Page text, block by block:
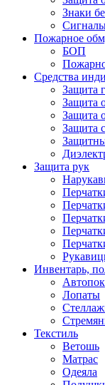
Знаки
Пожарное
БОП
Средства
Защита
Защита
Защита
Защита
Защита рук
Инвентарь,
Лопаты
Текстиль
Ветошь
Матрас
Одеяла